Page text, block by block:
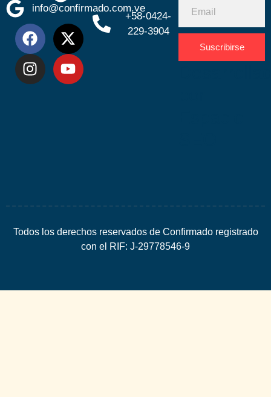
info@confirmado.com.ve
+58-0424-
229-3904
Suscribirse
Todos los derechos reservados de Confirmado registrado
con el RIF: J-29778546-9